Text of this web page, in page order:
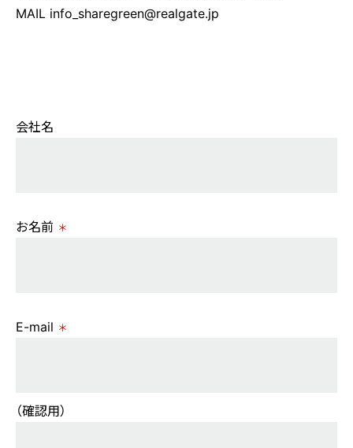
MAIL info_sharegreen@realgate.jp
会社名
お名前 ＊
E-mail ＊
（確認用）